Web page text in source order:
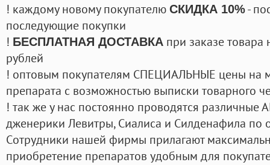
! каждому новому покупателю СКИДКА 10%-
последующие покупки
! БЕСПЛАТНАЯ ДОСТАВКА при заказе
рублей
! оптовым покупателям СПЕЦИАЛЬНЫЕ цены на
препарата с возможностью выписки товарного
! так же у нас постоянно проводятся
дженерики Левитры, Сиалиса и Силденафила по
Cотрудники нашей фирмы прилагают
приобретение препаратов удобным для